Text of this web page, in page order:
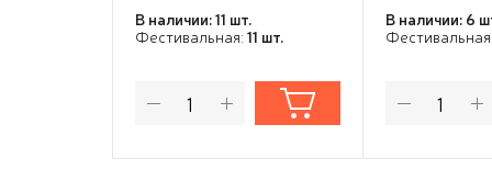
В наличии: 11 шт.
Фестивальная: 11 шт.
В наличии: 6
Фестивальная: